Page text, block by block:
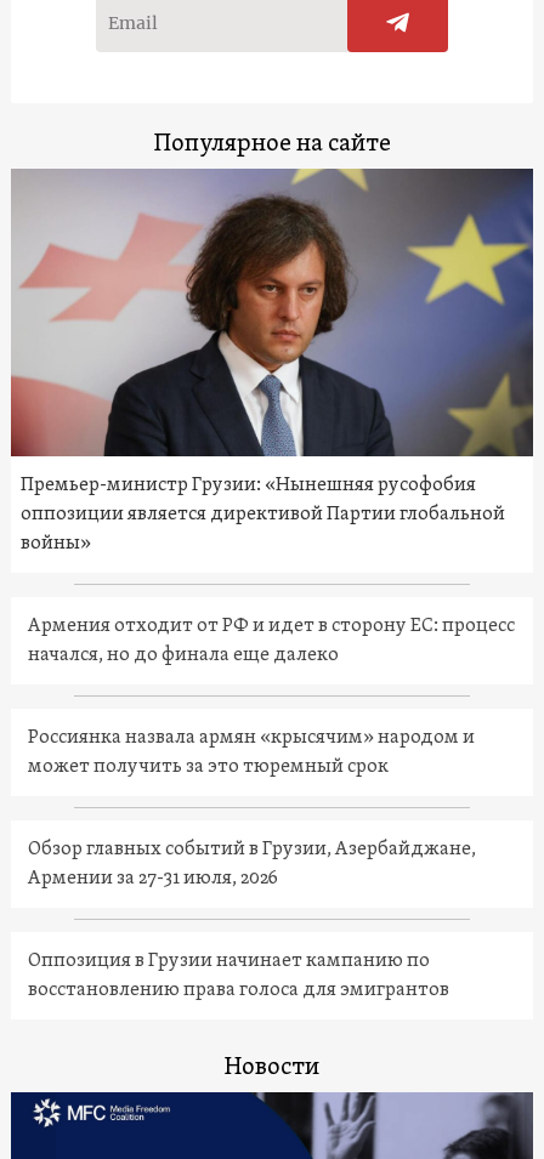
Популярное на сайте
Премьер-министр Грузии: «Нынешняя русофобия
оппозиции является директивой Партии глобальной
войны»
Армения отходит от РФ и идет в сторону ЕС: процесс
начался, но до финала еще далеко
Россиянка назвала армян «крысячим» народом и
может получить за это тюремный срок
Обзор главных событий в Грузии, Азербайджане,
Армении за 27-31 июля, 2026
Оппозиция в Грузии начинает кампанию по
восстановлению права голоса для эмигрантов
Новости